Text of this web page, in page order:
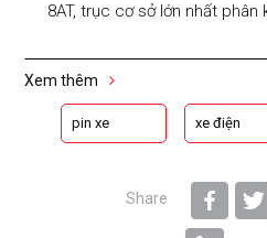
8AT, trục cơ sở lớn nhất phân
Xem thêm
pin xe xe điện
Share